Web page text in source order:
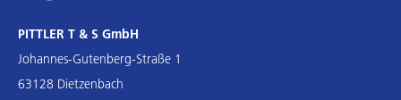
PITTLER T & S GmbH
Johannes-Gutenberg-Straße 1
63128 Dietzenbach